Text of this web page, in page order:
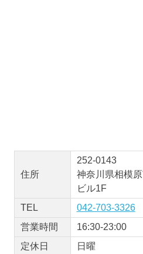
住所
252-0143
神奈川県相模
ビル1F
TEL
042-703-3326
営業時間
16:30-23:00
定休日
日曜